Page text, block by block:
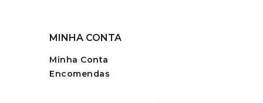
MINHA CONTA
Minha Conta
Encomendas